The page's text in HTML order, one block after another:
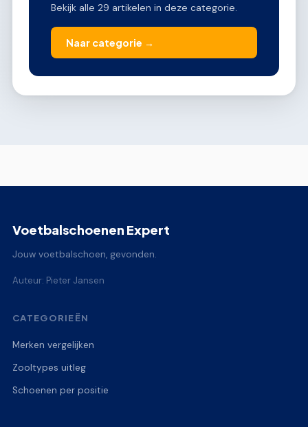
Bekijk alle 29 artikelen in deze categorie.
Naar categorie →
Voetbalschoenen Expert
Jouw voetbalschoen, gevonden.
Auteur: Pieter Jansen
CATEGORIEËN
Merken vergelijken
Zooltypes uitleg
Schoenen per positie